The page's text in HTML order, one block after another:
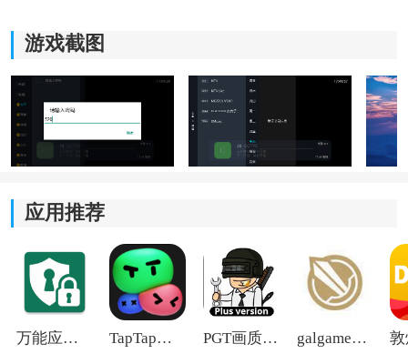
在电视端打开文件管理器，找到APK文件并点击安装，根
据提示允许安装未知来源应用即可。
软件核心功能
游戏截图
应用推荐
万能应用隐藏 TapTap国际版2026 PGT画质助手旧版 galgame游戏盒子2026